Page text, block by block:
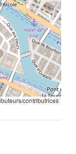
contributrices